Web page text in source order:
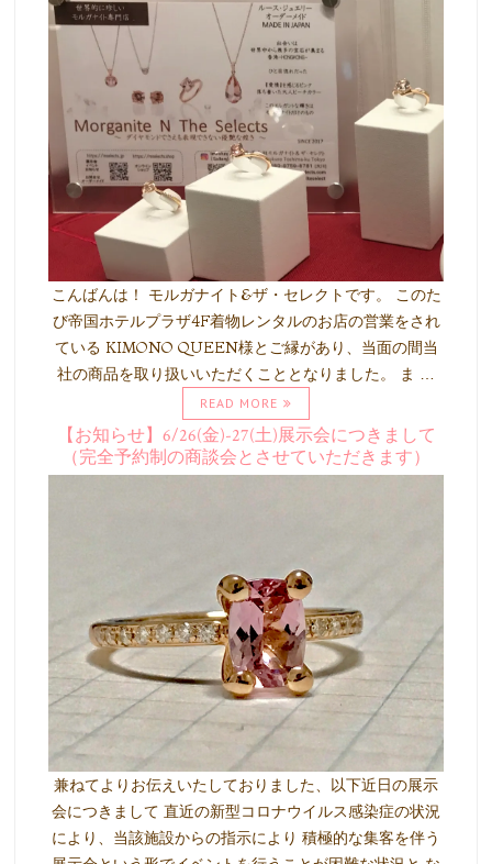
こんばんは！ モルガナイト&ザ・セレクトです。 このた
び帝国ホテルプラザ4F着物レンタルのお店の営業をされ
ている KIMONO QUEEN様とご縁があり、当面の間当
社の商品を取り扱いいただくこととなりました。 ま …
READ MORE
【お知らせ】6/26(金)-27(土)展示会につきまして
（完全予約制の商談会とさせていただきます）
兼ねてよりお伝えいたしておりました、以下近日の展示
会につきまして 直近の新型コロナウイルス感染症の状況
により、当該施設からの指示により 積極的な集客を伴う